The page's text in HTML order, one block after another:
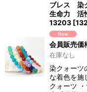
ブレス
生命力 活
13203 [
会員販売価
在庫なし
染クォーツ
な着色を施
クォーツ